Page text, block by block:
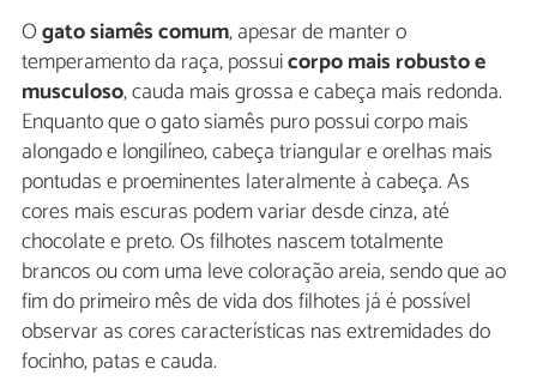
Ogato siamês comum, apesar de manter o
temperamento da raça, possuicorpo mais robusto e
musculoso, cauda mais grossa e cabeça mais redonda.
Enquanto que o gato siamês puro possui corpo mais
alongado e longilíneo, cabeça triangular e orelhas mais
pontudas e proeminentes lateralmente à cabeça. As
cores mais escuras podem variar desde cinza, até
chocolate e preto. Os filhotes nascem totalmente
brancos ou com uma leve coloração areia, sendo que ao
fim do primeiro mês de vida dos filhotes já é possível
observar as cores características nas extremidades do
focinho, patas e cauda.